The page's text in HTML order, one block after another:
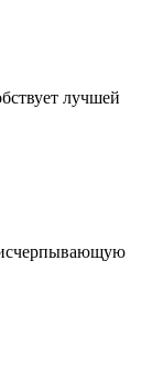
лучшей
исчерпывающую